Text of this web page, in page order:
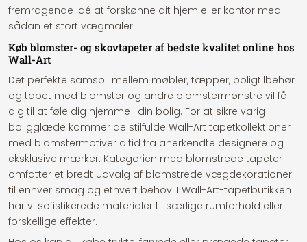
fremragende idé at forskønne dit hjem eller kontor med
sådan et stort vægmaleri.
Køb blomster- og skovtapeter af bedste kvalitet online hos
Wall-Art
Det perfekte samspil mellem møbler, tæpper, boligtilbehør
og tapet med blomster og andre blomstermønstre vil få
dig til at føle dig hjemme i din bolig. For at sikre varig
boligglæde kommer de stilfulde Wall-Art tapetkollektioner
med blomstermotiver altid fra anerkendte designere og
eksklusive mærker. Kategorien med blomstrede tapeter
omfatter et bredt udvalg af blomstrede vægdekorationer
til enhver smag og ethvert behov. I Wall-Art-tapetbutikken
har vi sofistikerede materialer til særlige rumforhold eller
forskellige effekter.